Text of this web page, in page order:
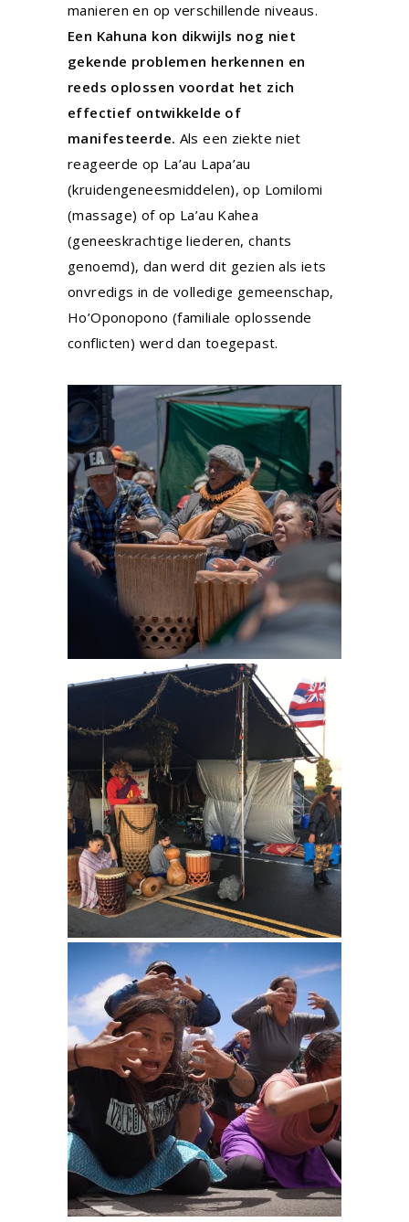
manieren en op verschillende niveaus.
Een Kahuna kon dikwijls nog niet
gekende problemen herkennen en
reeds oplossen voordat het zich
effectief ontwikkelde of
manifesteerde. Als een ziekte niet
reageerde op La’au Lapa’au
(kruidengeneesmiddelen), op Lomilomi
(massage) of op La’au Kahea
(geneeskrachtige liederen, chants
genoemd), dan werd dit gezien als iets
onvredigs in de volledige gemeenschap,
Ho’Oponopono (familiale oplossende
conflicten) werd dan toegepast.